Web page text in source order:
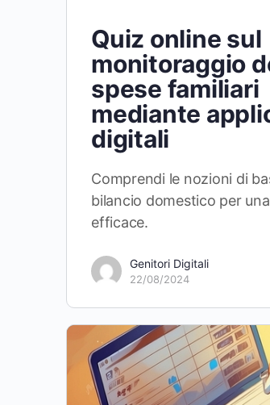
Quiz online sul
monitoraggio
spese familiari
mediante
digitali
Comprendi le nozioni di
bilancio domestico per
efficace.
Genitori Digitali
22/08/2024